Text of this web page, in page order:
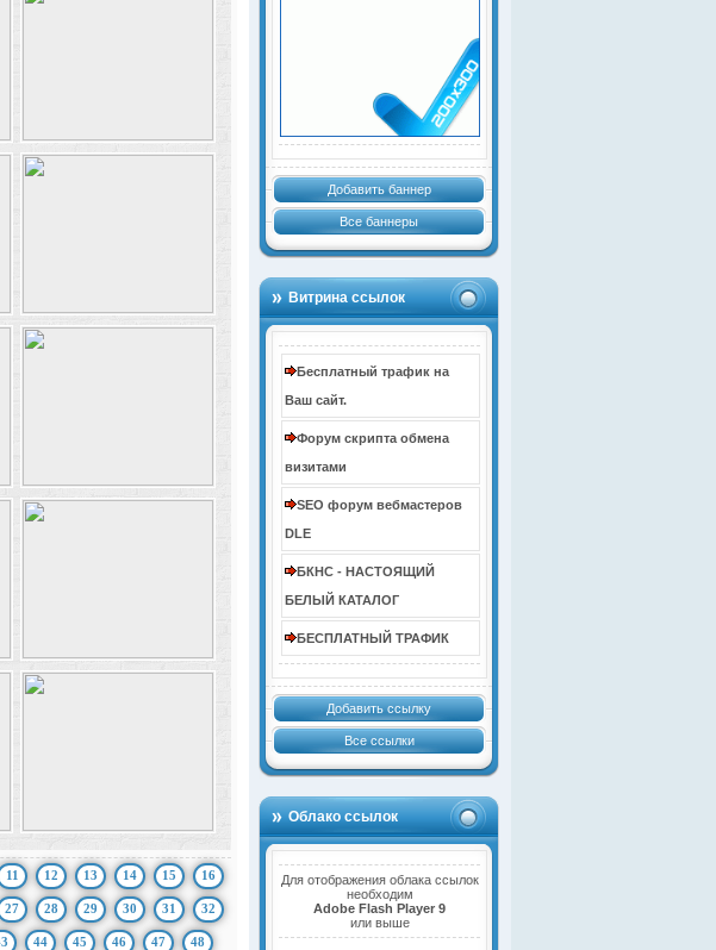
Добавить баннер
Все баннеры
Витрина ссылок
Бесплатный трафик на
Ваш сайт.
Форум скрипта обмена
визитами
SEO форум вебмастеров
DLE
БКНС - НАСТОЯЩИЙ
БЕЛЫЙ КАТАЛОГ
БЕСПЛАТНЫЙ ТРАФИК
Добавить ссылку
Все ссылки
Облако ссылок
Для отображения облака ссылок
необходим
Adobe Flash Player 9
или выше
11 12 13 14 15 16
27 28 29 30 31 32
44 45 46 47 48